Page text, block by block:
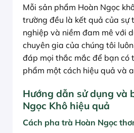
Mỗi sản phẩm Hoàn Ngọc
trường đều là kết quả của sự
nghiệp và niềm đam mê với
chuyên gia của chúng tôi
đáp mọi thắc mắc để bạn có
phẩm một cách hiệu quả và
Hướng dẫn sử dụng và
Ngọc Khô hiệu quả
Cách pha trà Hoàn Ngọc